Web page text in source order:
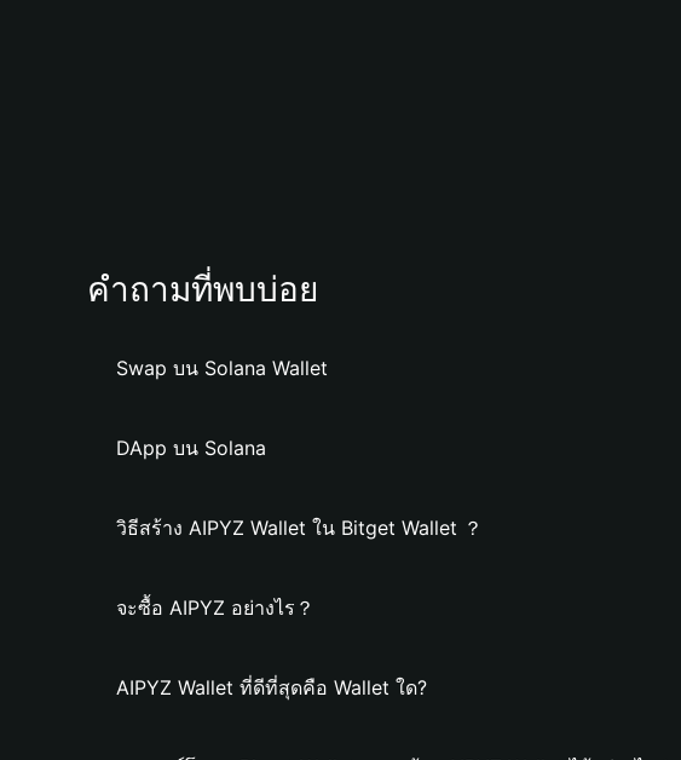
คำถามที่พบบ่อย
Swap บน Solana Wallet
DApp บน Solana
วิธีสร้าง AIPYZ Wallet ใน Bitget Wallet ？
จะซื้อ AIPYZ อย่างไร？
AIPYZ Wallet ที่ดีที่สุดคือ Wallet ใด?